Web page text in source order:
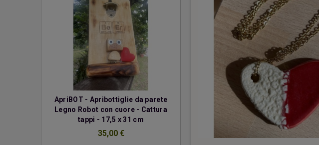
ApriBOT - Apribottiglie da parete
Legno Robot con cuore - Cattura
tappi - 17,5 x 31 cm
35,00 €
Due cuori una capanna